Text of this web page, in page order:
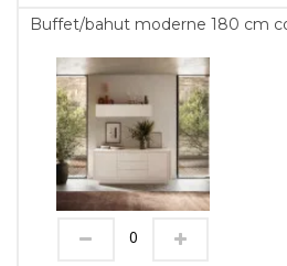
Buffet/bahut moderne 180 cm